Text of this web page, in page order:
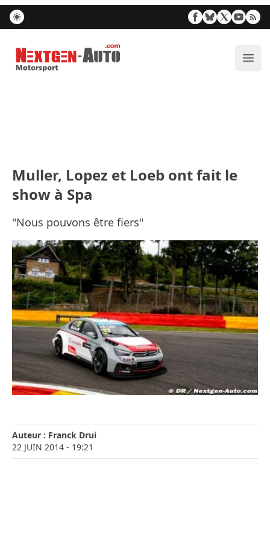
Nextgen-Auto.com
Muller, Lopez et Loeb ont fait le
show à Spa
"Nous pouvons être fiers"
Auteur : Franck Drui
22 JUIN 2014 - 19:21